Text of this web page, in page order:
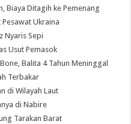
Biaya Ditagih ke Pemenang
Ukraina
Nyaris Sepi
Usut Pemasok
Balita 4 Tahun Meninggal
Terbakar
di Wilayah Laut
di Nabire
Tarakan Barat